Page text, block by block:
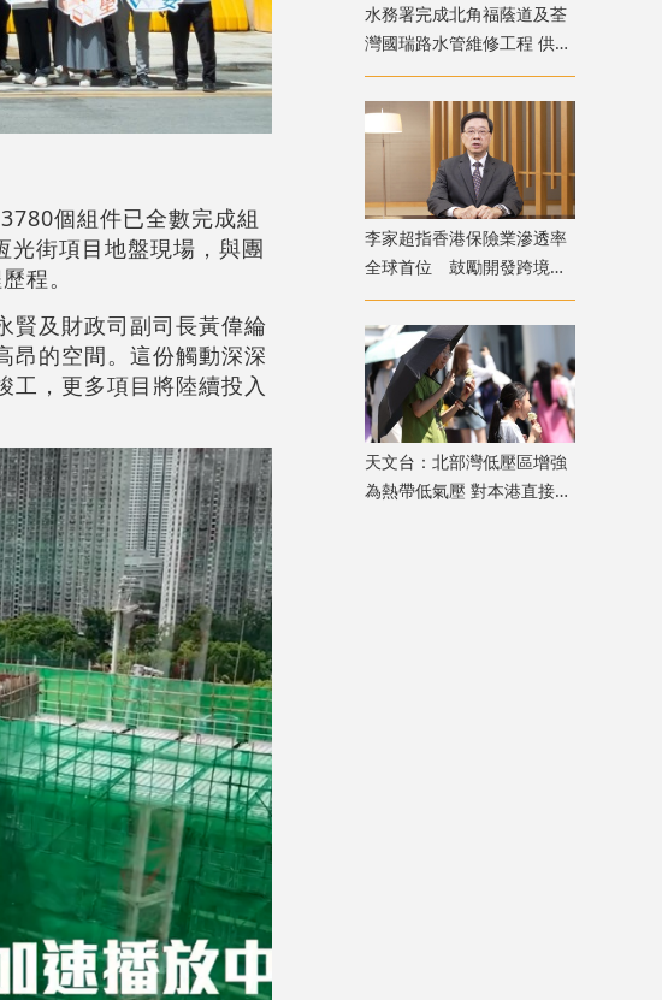
個組件已全數完成組
光街項目地盤現場，與團
程。
賢及財政司副司長黃偉綸
昂的空間。這份觸動深深
工，更多項目將陸續投入
水務署完成北角福蔭道及荃
灣國瑞路水管維修工程 供水
凌晨起恢復正常
李家超指香港保險業滲透率
全球首位 鼓勵開發跨境養
老和醫療保險產品
天文台：北部灣低壓區增強
為熱帶低氣壓 對本港直接威